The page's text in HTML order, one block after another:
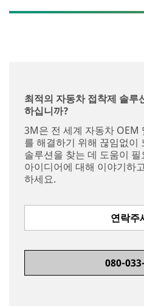
최적의 자동차 접착제 솔루
하십니까?
3M은 전 세계 자동차 OEM
를 해결하기 위해 끊임없이
솔루션을 찾는 데 도움이
아이디어에 대해 이야기하
하세요.
연락주
080-